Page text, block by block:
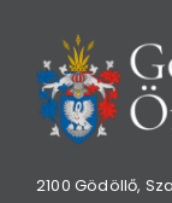
2100 Gödöllő,